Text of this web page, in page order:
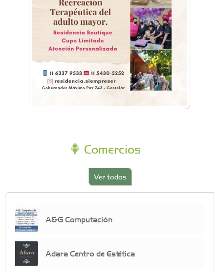
Comercios
Ver todos
A&G Computación
Adara Centro de Estética